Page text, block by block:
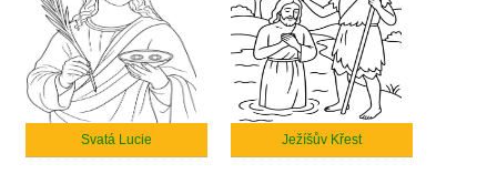
Svatá Lucie Ježíšův Křest